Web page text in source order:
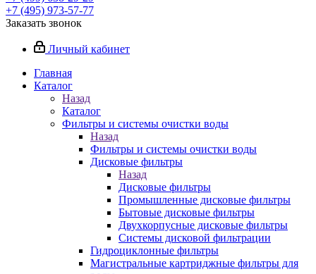
+7 (495) 973-57-77
Заказать звонок
Личный кабинет
Главная
Каталог
Назад
Каталог
Фильтры и системы очистки воды
Назад
Фильтры и системы очистки воды
Дисковые фильтры
Назад
Дисковые фильтры
Промышленные дисковые фильтры
Бытовые дисковые фильтры
Двухкорпусные дисковые фильтры
Системы дисковой фильтрации
Гидроциклонные фильтры
Магистральные картриджные фильтры для